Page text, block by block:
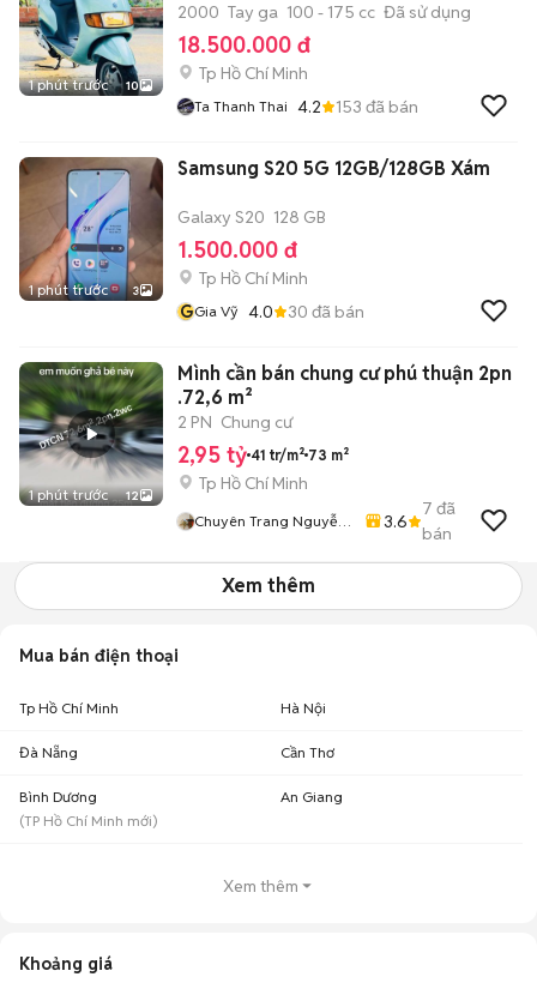
1 phút trước 10
2000 Tay ga 100 - 175 cc Đã sử dụng
18.500.000 đ
Tp Hồ Chí Minh
Ta Thanh Thai 4.2 153 đã bán
1 phút trước 3
Samsung S20 5G 12GB/128GB Xám
Galaxy S20 128 GB
1.500.000 đ
Tp Hồ Chí Minh
GGia Vỹ 4.0 30 đã bán
1 phút trước 12
Mình cần bán chung cư phú thuận 2pn
.72,6 m²
2 PN Chung cư
2,95 tỷ 41 tr/m² 73 m²
Tp Hồ Chí Minh
Chuyên Trang Nguyễn
3.6
7 đã
bán
Xem thêm
Mua bán điện thoại
Tp Hồ Chí Minh Hà Nội
Đà Nẵng Cần Thơ
Bình Dương
(TP Hồ Chí Minh mới)
An Giang
Xem thêm
Khoảng giá